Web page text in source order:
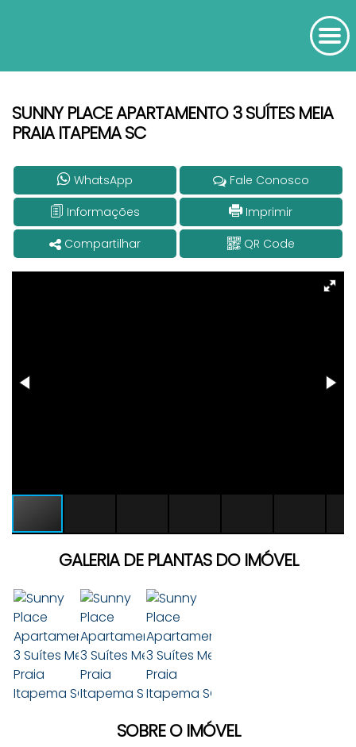
SUNNY PLACE APARTAMENTO 3 SUÍTES MEIA
PRAIA ITAPEMA SC
WhatsApp Fale Conosco
Informações Imprimir
Compartilhar QR Code
GALERIA DE PLANTAS DO IMÓVEL
SOBRE O IMÓVEL